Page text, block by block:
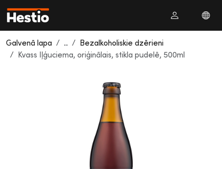
Galvenā lapa ..
Bezalkoholiskie dzērieni
Kvass Iļģuciema, oriģinālais, stikla pudelē, 500ml